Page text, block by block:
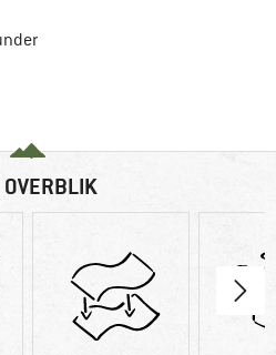
certificeret - oplysningerne får du
OVERBLIK